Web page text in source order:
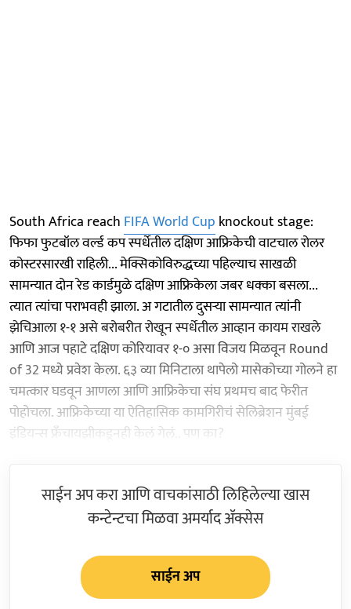
South Africa reach FIFA World Cup knockout stage:
फिफा फुटबॉल वर्ल्ड कप स्पर्धेतील दक्षिण आफ्रिकेची वाटचाल रोलर
कोस्टरसारखी राहिली... मेक्सिकोविरुद्धच्या पहिल्याच साखळी
सामन्यात दोन रेड कार्डमुळे दक्षिण आफ्रिकेला जबर धक्का बसला...
त्यात त्यांचा पराभवही झाला. अ गटातील दुसऱ्या सामन्यात त्यांनी
झेचिआला १-१ असे बरोबरीत रोखून स्पर्धेतील आव्हान कायम राखले
आणि आज पहाटे दक्षिण कोरियावर १-० असा विजय मिळवून Round
of 32 मध्ये प्रवेश केला. ६३ व्या मिनिटाला थापेलो मासेकोच्या गोलने हा
चमत्कार घडवून आणला आणि आफ्रिकेचा संघ प्रथमच बाद फेरीत
पोहोचला. आफ्रिकेच्या या ऐतिहासिक कामगिरीचं सेलिब्रेशन मुंबई
इंडियन्स फ्रँचायझीकडूनही केलं गेलं.. पण का?
साईन अप करा आणि वाचकांसाठी लिहिलेल्या खास
कन्टेन्टचा मिळवा अमर्याद ॲक्सेस
साईन अप